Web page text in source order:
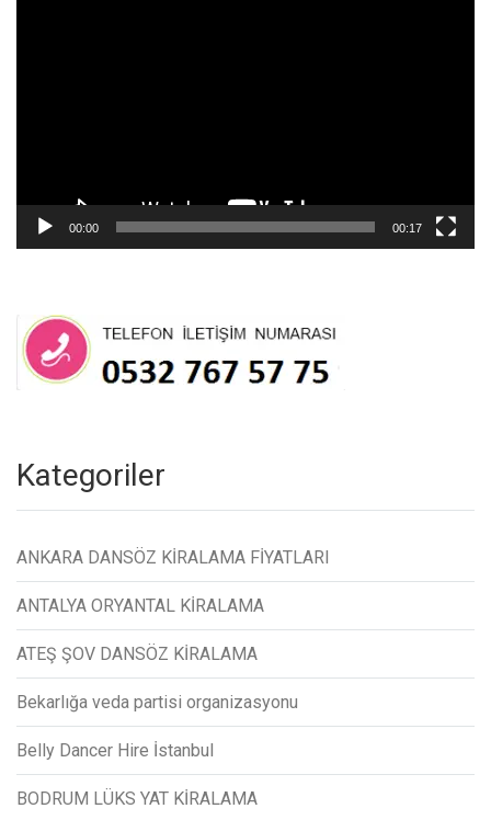
00:00 00:17
Kategoriler
ANKARA DANSÖZ KİRALAMA FİYATLARI
ANTALYA ORYANTAL KİRALAMA
ATEŞ ŞOV DANSÖZ KİRALAMA
Bekarlığa veda partisi organizasyonu
Belly Dancer Hire İstanbul
BODRUM LÜKS YAT KİRALAMA